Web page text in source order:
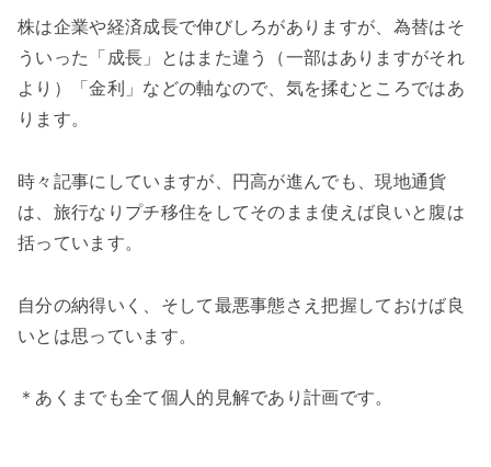
株は企業や経済成長で伸びしろがありますが、為替はそ
ういった「成長」とはまた違う（一部はありますがそれ
より）「金利」などの軸なので、気を揉むところではあ
ります。
時々記事にしていますが、円高が進んでも、現地通貨
は、旅行なりプチ移住をしてそのまま使えば良いと腹は
括っています。
自分の納得いく、そして最悪事態さえ把握しておけば良
いとは思っています。
＊あくまでも全て個人的見解であり計画です。